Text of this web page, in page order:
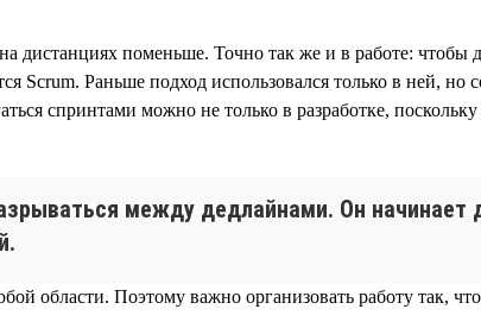
дистанциях поменьше. Точно так же и в работе:
Раньше подход использовался только в ней, но
спринтами можно не только в разработке,
между дедлайнами. Он начинает
области. Поэтому важно организовать работу так,